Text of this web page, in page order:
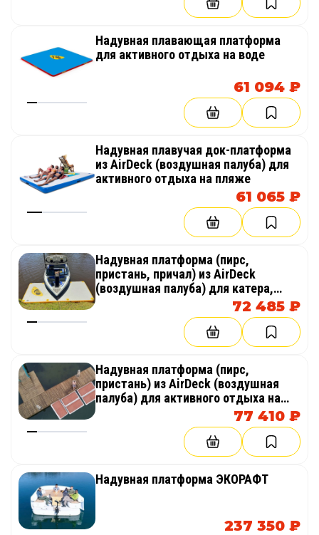
Надувная плавающая платформа
для активного отдыха на воде
61 094 ₽
Надувная плавучая док-платформа
из AirDeck (воздушная палуба) для
активного отдыха на пляже
61 065 ₽
Надувная платформа (пирс,
пристань, причал) из AirDeck
(воздушная палуба) для катера,
72 485 ₽
Надувная платформа (пирс,
пристань) из AirDeck (воздушная
палуба) для активного отдыха на
77 410 ₽
Надувная платформа ЭКОРАФТ
237 350 ₽